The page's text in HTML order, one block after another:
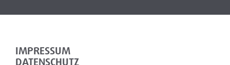
IMPRESSUM
DATENSCHUTZ